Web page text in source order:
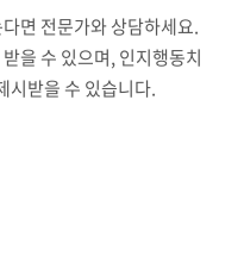
면 전문가와 상담하세요.
을 수 있으며, 인지행동치
시받을 수 있습니다.